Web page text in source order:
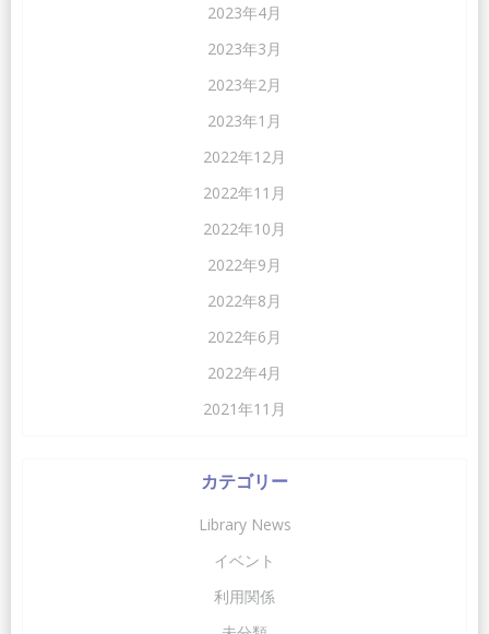
2023年4月
2023年3月
2023年2月
2023年1月
2022年12月
2022年11月
2022年10月
2022年9月
2022年8月
2022年6月
2022年4月
2021年11月
カテゴリー
Library News
イベント
利用関係